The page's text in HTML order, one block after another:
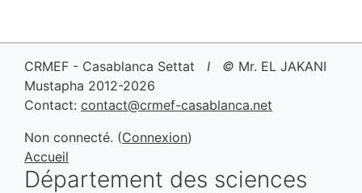
CRMEF - Casablanca Settat I © Mr. EL JAKANI
Mustapha 2012-2026
Contact: contact@crmef-casablanca.net
Non connecté. (Connexion)
Accueil
Département des sciences